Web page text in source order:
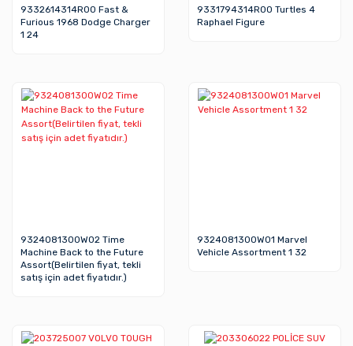
9332614314R00 Fast &
Furious 1968 Dodge Charger
1 24
9331794314R00 Turtles 4
Raphael Figure
9324081300W02 Time
Machine Back to the Future
Assort(Belirtilen fiyat, tekli
satış için adet fiyatıdır.)
9324081300W01 Marvel
Vehicle Assortment 1 32